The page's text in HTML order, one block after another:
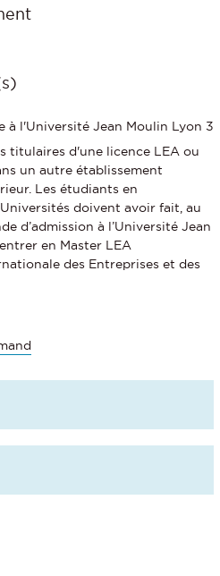
à l'Université Jean Moulin Lyon 3
titulaires d'une licence LEA ou
un autre établissement
Les étudiants en
doivent avoir fait, au
d’admission à l’Université Jean
en Master LEA
des Entreprises et des